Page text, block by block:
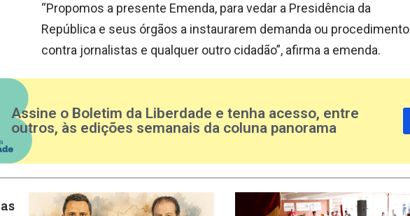
“Propomos a presente Emenda, para vedar a Presidência da
República e seus órgãos a instaurarem demanda ou procedimento
contra jornalistas e qualquer outro cidadão”, afirma a emenda.
Assine o Boletim da Liberdade e tenha acesso, entre
outros, às edições semanais da coluna panorama